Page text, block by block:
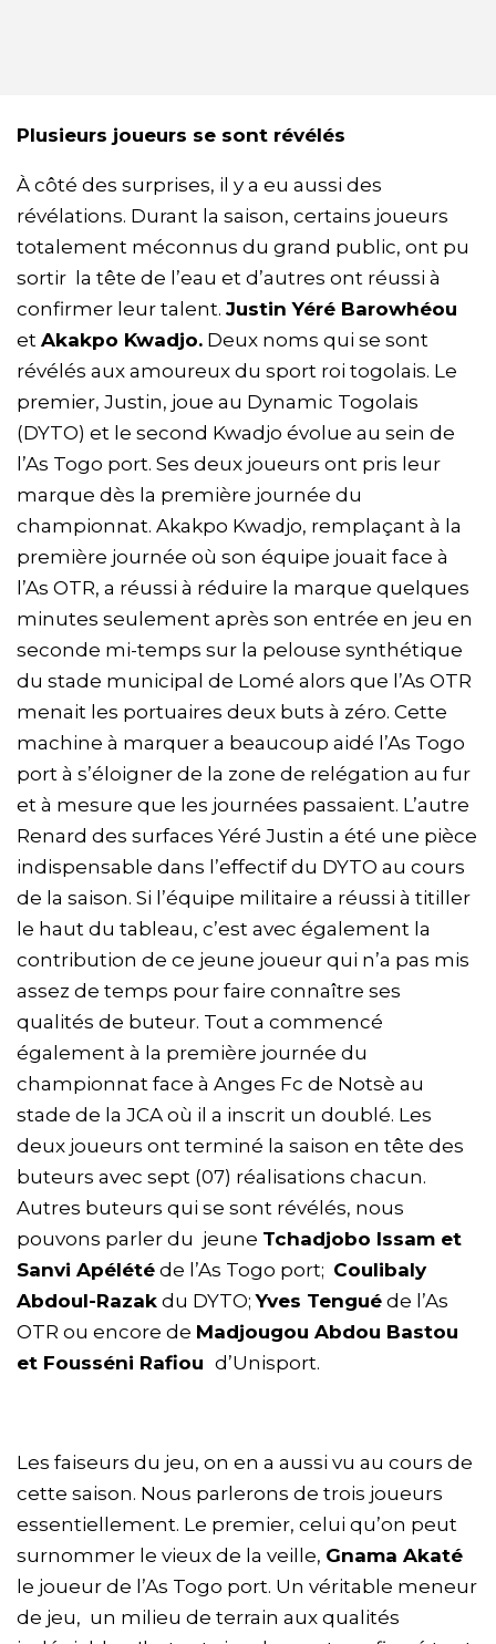
Plusieurs joueurs se sont révélés
À côté des surprises, il y a eu aussi des
révélations. Durant la saison, certains joueurs
totalement méconnus du grand public, ont pu
sortir la tête de l’eau et d’autres ont réussi à
confirmer leur talent. Justin Yéré Barowhéou
et Akakpo Kwadjo. Deux noms qui se sont
révélés aux amoureux du sport roi togolais. Le
premier, Justin, joue au Dynamic Togolais
(DYTO) et le second Kwadjo évolue au sein de
l’As Togo port. Ses deux joueurs ont pris leur
marque dès la première journée du
championnat. Akakpo Kwadjo, remplaçant à la
première journée où son équipe jouait face à
l’As OTR, a réussi à réduire la marque quelques
minutes seulement après son entrée en jeu en
seconde mi-temps sur la pelouse synthétique
du stade municipal de Lomé alors que l’As OTR
menait les portuaires deux buts à zéro. Cette
machine à marquer a beaucoup aidé l’As Togo
port à s’éloigner de la zone de relégation au fur
et à mesure que les journées passaient. L’autre
Renard des surfaces Yéré Justin a été une pièce
indispensable dans l’effectif du DYTO au cours
de la saison. Si l’équipe militaire a réussi à titiller
le haut du tableau, c’est avec également la
contribution de ce jeune joueur qui n’a pas mis
assez de temps pour faire connaître ses
qualités de buteur. Tout a commencé
également à la première journée du
championnat face à Anges Fc de Notsè au
stade de la JCA où il a inscrit un doublé. Les
deux joueurs ont terminé la saison en tête des
buteurs avec sept (07) réalisations chacun.
Autres buteurs qui se sont révélés, nous
pouvons parler du jeune Tchadjobo Issam et
Sanvi Apélété de l’As Togo port; Coulibaly
Abdoul-Razak du DYTO;Yves Tengué de l’As
OTR ou encore de Madjougou Abdou Bastou
et Fousséni Rafiou d’Unisport.
Les faiseurs du jeu, on en a aussi vu au cours de
cette saison. Nous parlerons de trois joueurs
essentiellement. Le premier, celui qu’on peut
surnommer le vieux de la veille, Gnama Akaté
le joueur de l’As Togo port. Un véritable meneur
de jeu, un milieu de terrain aux qualités